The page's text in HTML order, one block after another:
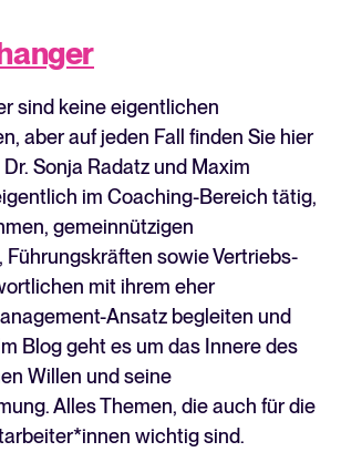
sind keine eigentlichen
aber auf jeden Fall finden Sie hier
Sonja Radatz und Maxim
im Coaching-Bereich tätig,
gemeinnützigen
Führungskräften sowie Vertriebs-
mit ihrem eher
Ansatz begleiten und
Blog geht es um das Innere des
Willen und seine
Alles Themen, die auch für die
wichtig sind.